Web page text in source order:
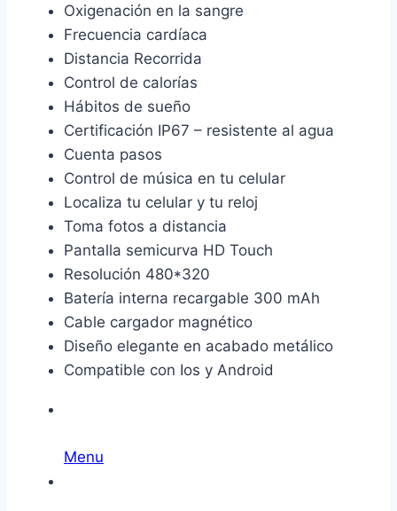
Oxigenación en la sangre
Frecuencia cardíaca
Distancia Recorrida
Control de calorías
Hábitos de sueño
Certificación IP67 – resistente al agua
Cuenta pasos
Control de música en tu celular
Localiza tu celular y tu reloj
Toma fotos a distancia
Pantalla semicurva HD Touch
Resolución 480*320
Batería interna recargable 300 mAh
Cable cargador magnético
Diseño elegante en acabado metálico
Compatible con Ios y Android
Menu